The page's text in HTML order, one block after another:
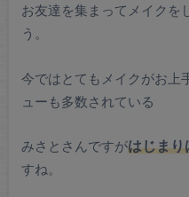
お友達を集まってメイクを
う。
今ではとてもメイクがお上
ューも多数されている
みさとさんですがはじまり
すね。